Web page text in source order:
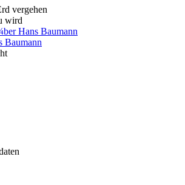
vergehen
wird
Hans Baumann
Baumann